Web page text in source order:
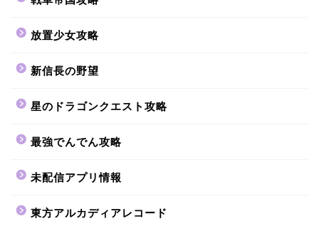
放置少女攻略
新信長の野望
星のドラゴンクエスト攻略
最強でんでん攻略
未配信アプリ情報
東方アルカディアレコード